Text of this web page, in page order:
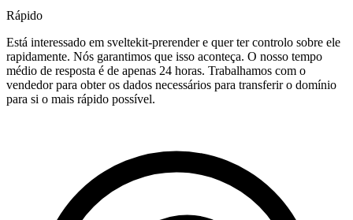
Rápido
Está interessado em sveltekit-prerender e quer ter controlo sobre ele
rapidamente. Nós garantimos que isso aconteça. O nosso tempo
médio de resposta é de apenas 24 horas. Trabalhamos com o
vendedor para obter os dados necessários para transferir o domínio
para si o mais rápido possível.